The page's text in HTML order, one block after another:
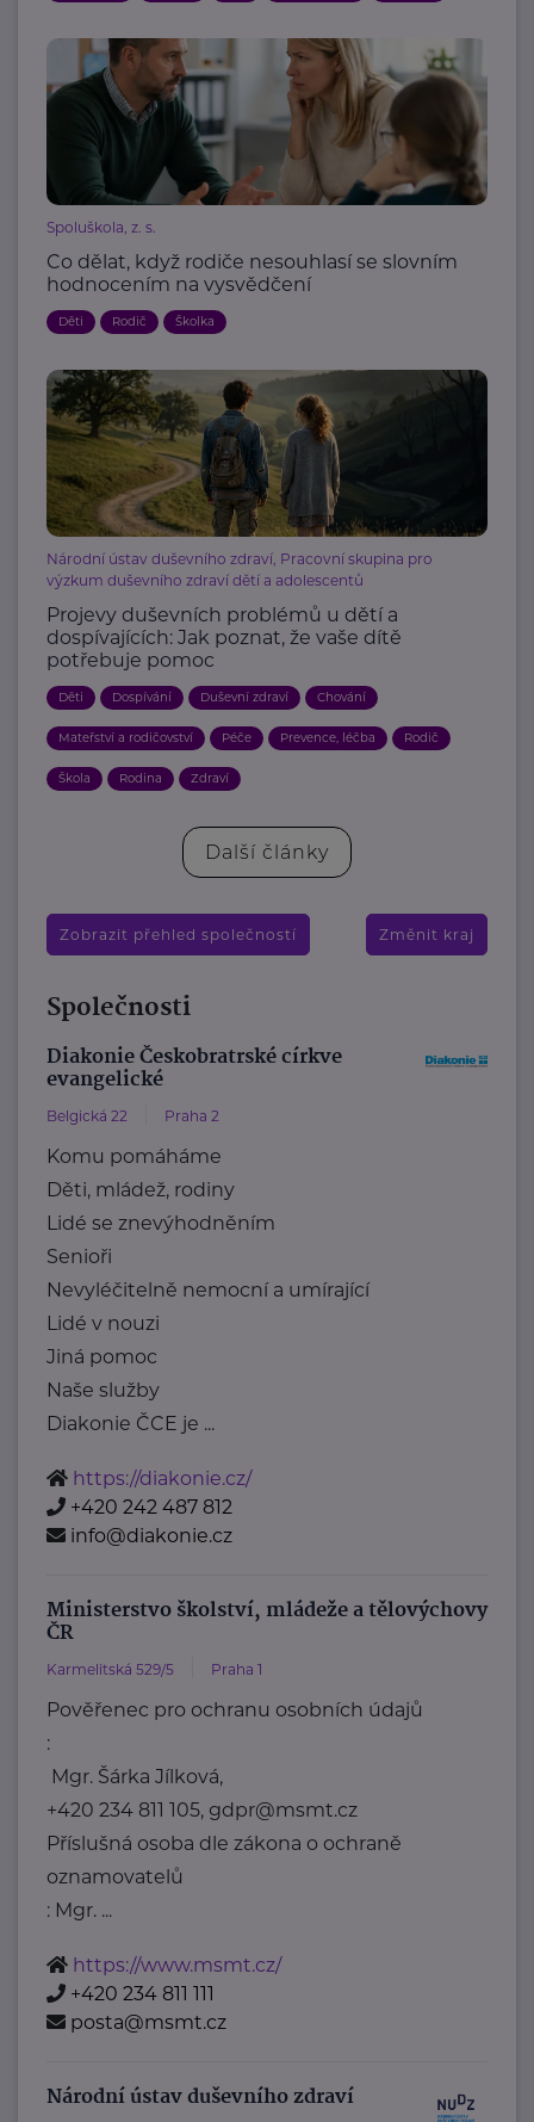
Spoluškola, z. s.
Co dělat, když rodiče nesouhlasí se slovním
hodnocením na vysvědčení
Děti Rodič Školka
Národní ústav duševního zdraví, Pracovní skupina pro
výzkum duševního zdraví dětí a adolescentů
Projevy duševních problémů u dětí a
dospívajících: Jak poznat, že vaše dítě
potřebuje pomoc
Děti Dospívání Duševní zdraví Chování
Mateřství a rodičovství Péče Prevence, léčba Rodič
Škola Rodina Zdraví
Další články
Zobrazit přehled společností Změnit kraj
Společnosti
Diakonie Českobratrské církve
evangelické
Belgická 22 Praha 2
Komu pomáháme
Děti, mládež, rodiny
Lidé se znevýhodněním
Senioři
Nevyléčitelně nemocní a umírající
Lidé v nouzi
Jiná pomoc
Naše služby
Diakonie ČCE je ...
https://diakonie.cz/
+420 242 487 812
info@diakonie.cz
Ministerstvo školství, mládeže a tělovýchovy
ČR
Karmelitská 529/5 Praha 1
Pověřenec pro ochranu osobních údajů
:
Mgr. Šárka Jílková,
+420 234 811 105, gdpr@msmt.cz
Příslušná osoba dle zákona o ochraně
oznamovatelů
: Mgr. ...
https://www.msmt.cz/
+420 234 811 111
posta@msmt.cz
Národní ústav duševního zdraví